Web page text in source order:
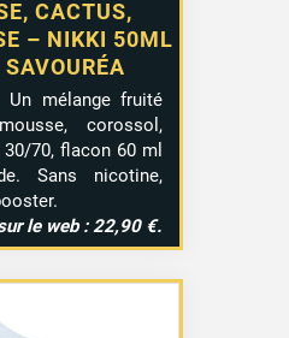
CACTUS,
– NIKKI 50ML
mélange fruité
corossol,
70, flacon 60 ml
Sans nicotine,
le web : 22,90 €.